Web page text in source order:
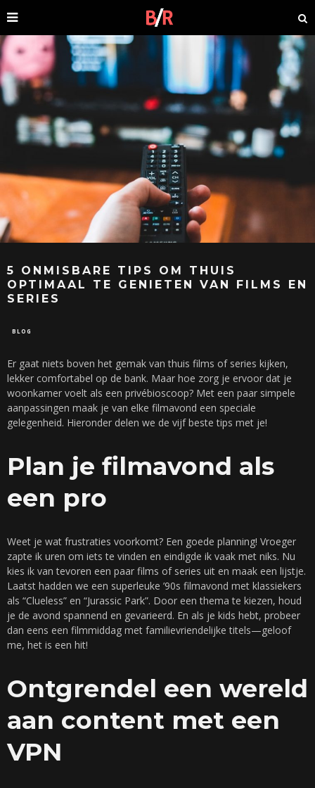
5 ONMISBARE TIPS OM THUIS
OPTIMAAL TE GENIETEN VAN FILMS EN
SERIES
BLOG
Er gaat niets boven het gemak van thuis films of series kijken,
lekker comfortabel op de bank. Maar hoe zorg je ervoor dat je
woonkamer voelt als een privébioscoop? Met een paar simpele
aanpassingen maak je van elke filmavond een speciale
gelegenheid. Hieronder delen we de vijf beste tips met je!
Plan je filmavond als
een pro
Weet je wat frustraties voorkomt? Een goede planning! Vroeger
zapte ik uren om iets te vinden en eindigde ik vaak met niks. Nu
kies ik van tevoren een paar films of series uit en maak een lijstje.
Laatst hadden we een superleuke ’90s filmavond met klassiekers
als “Clueless” en “Jurassic Park”. Door een thema te kiezen, houd
je de avond spannend en gevarieerd. En als je kids hebt, probeer
dan eens een filmmiddag met familievriendelijke titels—geloof
me, het is een hit!
Ontgrendel een wereld
aan content met een
VPN